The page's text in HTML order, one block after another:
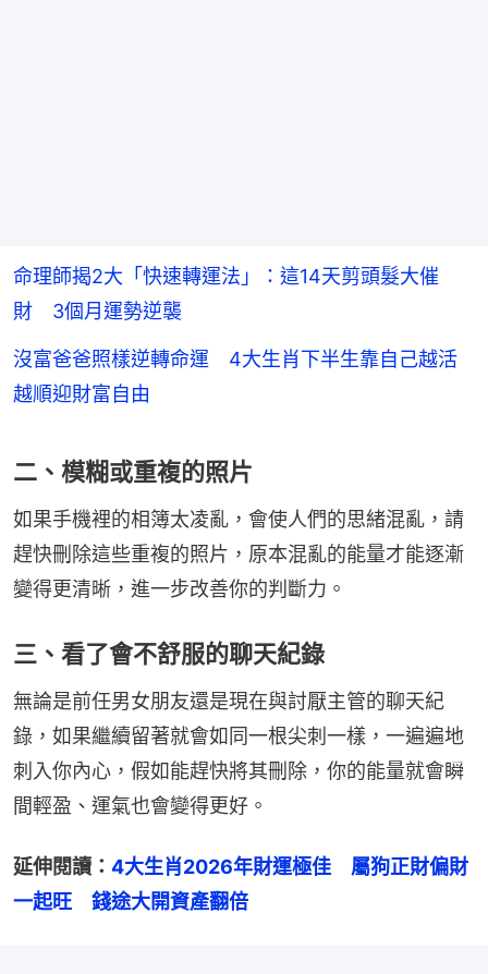
命理師揭2大「快速轉運法」：這14天剪頭髮大催
財 3個月運勢逆襲
沒富爸爸照樣逆轉命運 4大生肖下半生靠自己越活
越順迎財富自由
二、模糊或重複的照片
如果手機裡的相簿太凌亂，會使人們的思緒混亂，請
趕快刪除這些重複的照片，原本混亂的能量才能逐漸
變得更清晰，進一步改善你的判斷力。
三、看了會不舒服的聊天紀錄
無論是前任男女朋友還是現在與討厭主管的聊天紀
錄，如果繼續留著就會如同一根尖刺一樣，一遍遍地
刺入你內心，假如能趕快將其刪除，你的能量就會瞬
間輕盈、運氣也會變得更好。
延伸閱讀： 4大生肖2026年財運極佳　屬狗正財偏財
一起旺　錢途大開資產翻倍